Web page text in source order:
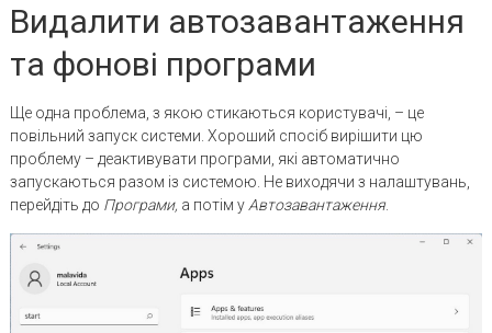
Видалити автозавантаження
та фонові програми
Ще одна проблема, з якою стикаються користувачі, – це
повільний запуск системи. Хороший спосіб вирішити цю
проблему – деактивувати програми, які автоматично
запускаються разом із системою. Не виходячи з налаштувань,
перейдіть до Програми, а потім у Автозавантаження.